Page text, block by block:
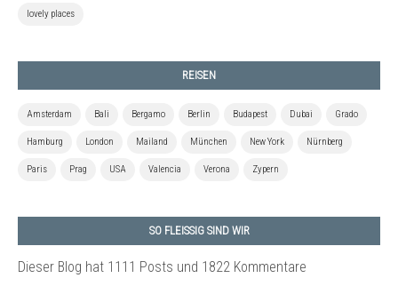
lovely places
REISEN
Amsterdam Bali Bergamo Berlin Budapest Dubai Grado
Hamburg London Mailand München New York Nürnberg
Paris Prag USA Valencia Verona Zypern
SO FLEISSIG SIND WIR
Dieser Blog hat 1111 Posts und 1822 Kommentare